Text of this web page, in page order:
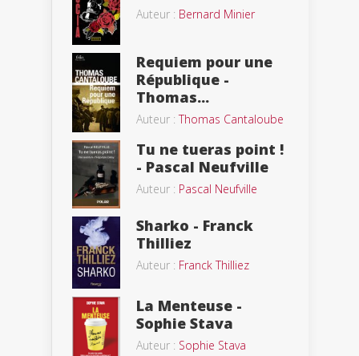
Auteur : Bernard Minier
Requiem pour une
République -
Thomas...
Auteur :Thomas Cantaloube
Tu ne tueras point !
- Pascal Neufville
Auteur : Pascal Neufville
Sharko - Franck
Thilliez
Auteur : Franck Thilliez
La Menteuse -
Sophie Stava
Auteur : Sophie Stava